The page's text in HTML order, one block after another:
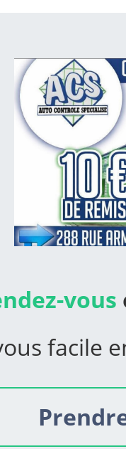
vous
facile